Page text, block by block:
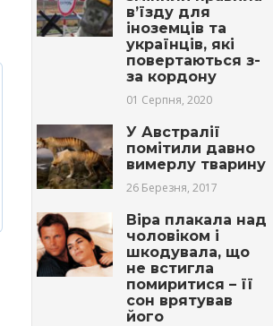
в’їзду для
іноземців та
українців, які
повертаються з-
за кордону
01 Серпня, 2020
У Австралії
помітили давно
вимерлу тварину
26 Березня, 2017
Віра плакала над
чоловіком і
шкодувала, що
не встигла
помиритися – її
сон врятував
його